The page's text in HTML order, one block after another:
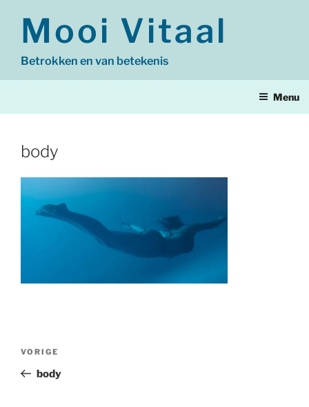
inhoud
Mooi Vitaal
Betrokken en van betekenis
Menu
body
Vorig
bericht
VORIGE
body